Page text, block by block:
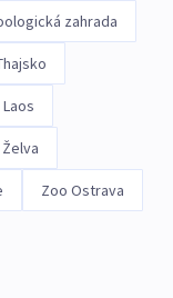
zahrada
Laos
Želva
Zoo Ostrava